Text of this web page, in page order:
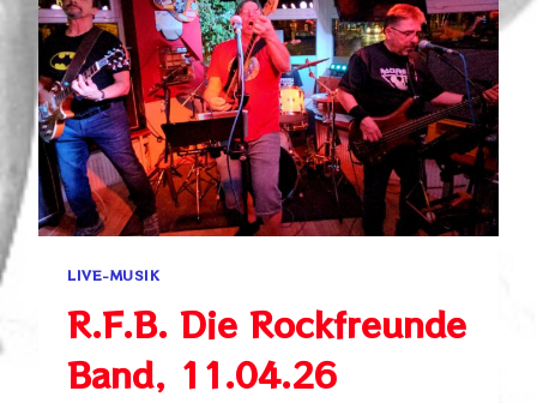
LIVE-MUSIK
R.F.B. Die Rockfreunde
Band, 11.04.26